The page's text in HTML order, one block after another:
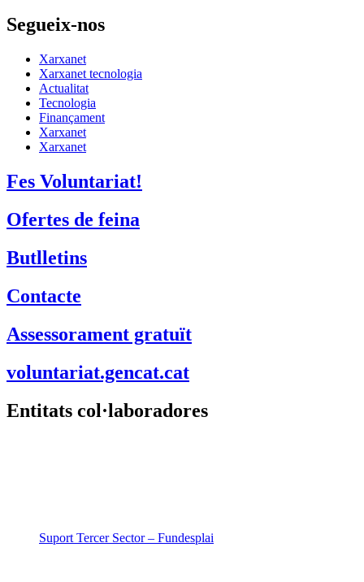
Segueix-nos
Xarxanet
Xarxanet tecnologia
Actualitat
Tecnologia
Finançament
Xarxanet
Fes Voluntariat!
Ofertes de feina
Butlletins
Contacte
Assessorament gratuït
voluntariat.gencat.cat